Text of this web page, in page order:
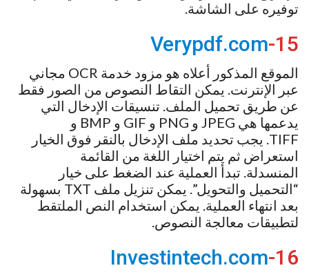
توفيره على الشاشة.
15-
Verypdf.com
الموقع المذكور أعلاه هو مزود خدمة OCR مجاني
عبر الإنترنت. يمكن التقاط النصوص من الصور فقط
عن طريق تحميل الملف. تنسيقات الإدخال التي
يدعمها هي JPEG و PNG و GIF و BMP و
TIFF. يجب تحديد ملف الإدخال بالنقر فوق الخيار
استعراض ثم يتم اختيار اللغة من القائمة
المنسدلة. تبدأ العملية عند الضغط على خيار
“التحميل والتحويل”. يمكن تنزيل ملف TXT بسهولة
بعد انتهاء العملية. يمكن استخدام النص الملتقط
لتطبيقات معالجة النصوص.
16-
Investintech.com